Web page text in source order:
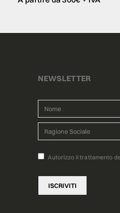
NEWSLETTER
Autorizzo il trattamento